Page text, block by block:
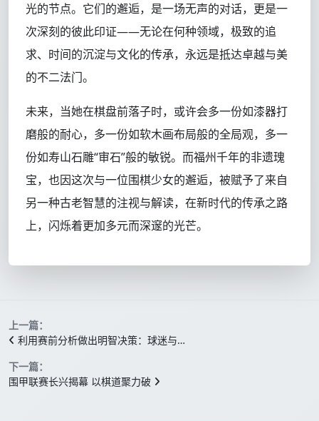
光的节点。它们的邂逅，是一场无声的对话，更是一
次深刻的彼此印证——无论在何种领域，极致的追
求、时间的沉淀与文化的传承，永远是抵达卓越与美
的不二法门。
未来，当她在棋盘前落子时，或许会多一份如漆器打
磨般的耐心，多一份如软木画布局般的全局观，多一
份如寿山石雕“审石”般的敏锐。而福州千年的非遗瑰
宝，也因这次与一位围棋少女的邂逅，被赋予了来自
另一种古老智慧的注视与解读，在新时代的传承之路
上，闪烁着更加多元而深邃的光芒。
上一篇：
利用赛前分析做出明智决策：球迷与…
下一篇：
围甲联赛长兴揭幕 以棋道聚力破